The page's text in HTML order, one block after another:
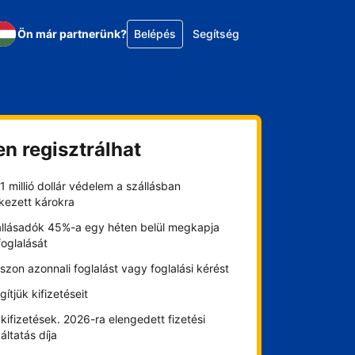
Ön már partnerünk? Belépés Segítség
regisztrálhat
millió dollár védelem a szállásban
károkra
45%-a egy héten belül megkapja
azonnali foglalást vagy foglalási kérést
kifizetéseit
2026-ra elengedett fizetési
díja